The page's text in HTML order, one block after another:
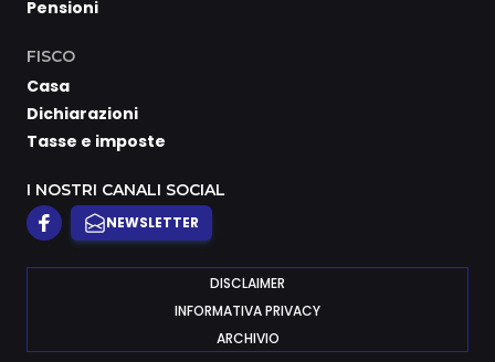
Pensioni
FISCO
Casa
Dichiarazioni
Tasse e imposte
I NOSTRI CANALI SOCIAL
NEWSLETTER
DISCLAIMER
INFORMATIVA PRIVACY
ARCHIVIO